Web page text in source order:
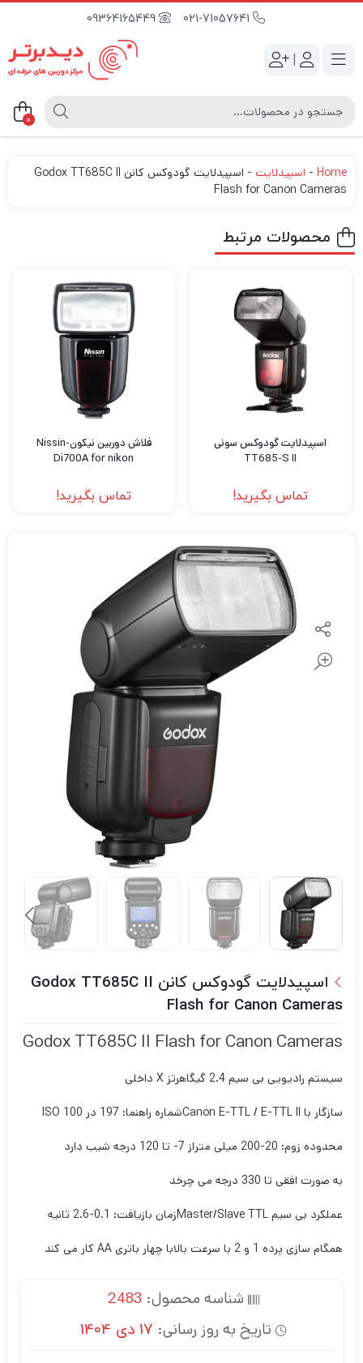
09364165449
|
0
Home
- اسپیدلایت -
اسپیدلایت گودوکس کانن Godox TT685C II
Flash for Canon Cameras
محصولات مرتبط
اسپیدلایت گودوکس سونی
TT685-S II
تماس بگیرید!
فلاش دوربین نیکون-Nissin
Di700A for nikon
تماس بگیرید!
اسپیدلایت گودوکس کانن Godox TT685C II
Flash for Canon Cameras
Godox TT685C II Flash for Canon Cameras
سیستم رادیویی بی سیم 2.4 گیگاهرتز X داخلی
سازگار با Canon E-TTL / E-TTL II شماره راهنما: 197 در ISO 100
محدوده زوم: 20-200 میلی متر از 7- تا 120 درجه شیب دارد
به صورت افقی تا 330 درجه می چرخد
عملکرد بی سیم Master/Slave TTL زمان بازیافت: 0.1-2.6 ثانیه
همگام سازی پرده 1 و 2 با سرعت بالا با چهار باتری AA کار می کند
شناسه محصول: 2483
تاریخ به روز رسانی: 17 دی 1404